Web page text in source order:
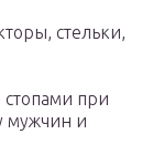
стельки,
при
мужчин и